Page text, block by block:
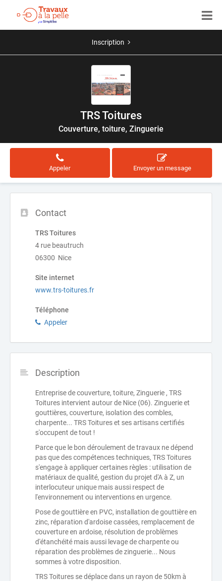
Inscription
TRS Toitures
Couverture, toiture, Zinguerie
Appeler Envoyer un message
Contact
TRS Toitures
4 rue beautruch
06300 Nice
Site internet
www.trs-toitures.fr
Téléphone
Appeler
Description
Entreprise de couverture, toiture, Zinguerie , TRS
Toitures intervient autour de Nice (06). Zinguerie et
gouttières, couverture, isolation des combles,
charpente... TRS Toitures et ses artisans certifiés
s'occupent de tout !
Parce que le bon déroulement de travaux ne dépend
pas que des compétences techniques, TRS Toitures
s'engage à appliquer certaines règles : utilisation de
matériaux de qualité, gestion du projet d'A à Z, un
interlocuteur unique mais aussi respect de
l'environnement ou interventions en urgence.
Pose de gouttière en PVC, installation de gouttière en
zinc, réparation d'ardoise cassées, remplacement de
couverture en ardoise, résolution de problèmes
d'étanchéité mais aussi levage de charpente ou
réparation des problèmes de zinguerie... Nous
sommes à votre disposition.
TRS Toitures se déplace dans un rayon de 50km à